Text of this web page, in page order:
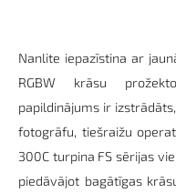
Nanlite iepazīstina ar
RGBW krāsu
papildinājums ir
fotogrāfu, tiešraižu
300C turpina FS sērijas
piedāvājot bagātīgas